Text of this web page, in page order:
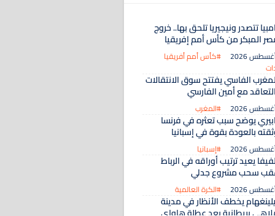
تتصدر ونيجيريا تلحق بها.. خروج
المبكر من كأس أمم إفريقيا
#كأس أمم أفريقيا
الفاسي يفتتح سوق الانتقالات
مع أمين الفارسي
#المغرب
يوضح سبب تعثره في فرنسا
بالعودة بقوة في إسبانيا
#إسبانيا
يعيد ترتيب أوراقه في الرباط
سحب مشروع جدلي
#الكرة العالمية
يخطف الأنظار في مدينة